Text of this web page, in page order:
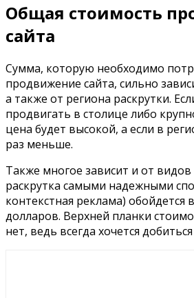
Общая стоимость
сайта
Сумма, которую необходимо
продвижение сайта, сильно
а также от региона раскрутки.
продвигать в столице либо
цена будет высокой, а если в
раз меньше.
Также многое зависит и от видов
раскрутка самыми надежными
контекстная реклама) обойдется
долларов. Верхней планки
нет, ведь всегда хочется